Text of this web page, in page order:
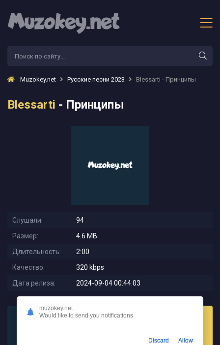
Muzokey.net Русские песни 2023 Blessarti - Принципы
Blessarti - Принципы
Слушали:
94
Размер:
4.6 MB
Длительность:
2:00
Качество:
320 kbps
Дата релиза:
2024-09-04 00:44:03
muzokey.net
Would like to send you notifications
Discard Allow